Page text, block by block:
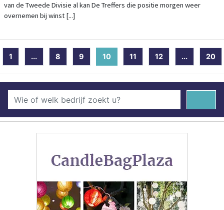
van de Tweede Divisie al kan De Treffers die positie morgen weer
overnemen bij winst [...]
1 ... 8 9 10 (current)
11 12 ... 20